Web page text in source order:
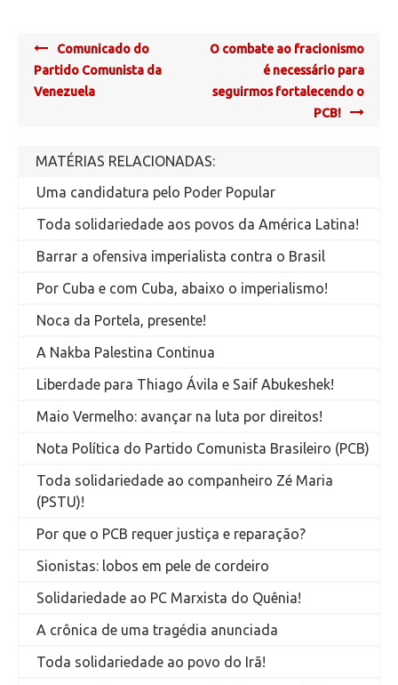
Post
navigation
Comunicado do
Partido Comunista da
Venezuela
O combate ao fracionismo
é necessário para
seguirmos fortalecendo o
PCB!
MATÉRIAS RELACIONADAS:
Uma candidatura pelo Poder Popular
Toda solidariedade aos povos da América Latina!
Barrar a ofensiva imperialista contra o Brasil
Por Cuba e com Cuba, abaixo o imperialismo!
Noca da Portela, presente!
A Nakba Palestina Continua
Liberdade para Thiago Ávila e Saif Abukeshek!
Maio Vermelho: avançar na luta por direitos!
Nota Política do Partido Comunista Brasileiro (PCB)
Toda solidariedade ao companheiro Zé Maria
(PSTU)!
Por que o PCB requer justiça e reparação?
Sionistas: lobos em pele de cordeiro
Solidariedade ao PC Marxista do Quênia!
A crônica de uma tragédia anunciada
Toda solidariedade ao povo do Irã!